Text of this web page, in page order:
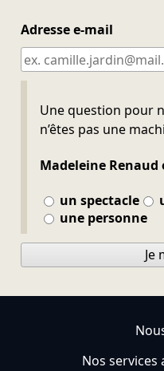
Adresse e-mail
Une question pour
n’êtes pas une
Madeleine Renaud
un spectacle
une personne
Ne pas remplir
Je
Nos services